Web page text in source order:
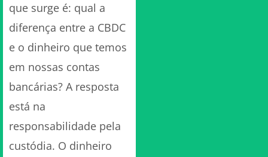
que surge é: qual a
diferença entre a CBDC
e o dinheiro que temos
em nossas contas
bancárias? A resposta
está na
responsabilidade pela
custódia. O dinheiro